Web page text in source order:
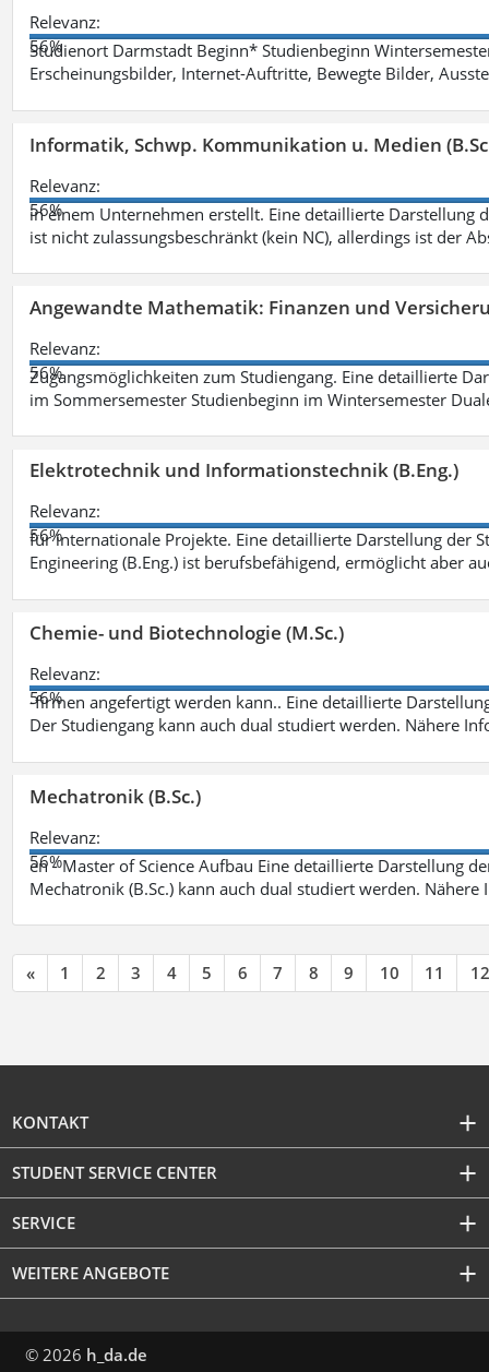
Relevanz:
56%
Studienort Darmstadt Beginn* Studienbeginn
Erscheinungsbilder, Internet-Auftritte, Bewegte Bilder,
Informatik, Schwp. Kommunikation u. Medien
Relevanz:
56%
in einem Unternehmen erstellt. Eine detaillierte Darstellung
ist nicht zulassungsbeschränkt (kein NC), allerdings ist der
Angewandte Mathematik: Finanzen und
Relevanz:
56%
Zugangsmöglichkeiten zum Studiengang. Eine detaillierte
im Sommersemester Studienbeginn im Wintersemester
Elektrotechnik und Informationstechnik (B.Eng.)
Relevanz:
56%
für internationale Projekte. Eine detaillierte Darstellung der
Engineering (B.Eng.) ist berufsbefähigend, ermöglicht aber
Chemie- und Biotechnologie (M.Sc.)
Relevanz:
56%
-firmen angefertigt werden kann.. Eine detaillierte
Der Studiengang kann auch dual studiert werden. Nähere
Mechatronik (B.Sc.)
Relevanz:
56%
en - Master of Science Aufbau Eine detaillierte Darstellung
Mechatronik (B.Sc.) kann auch dual studiert werden.
« 1 2 3 4 5 6 7 8 9 10 11 12
KONTAKT
STUDENT SERVICE CENTER
SERVICE
WEITERE ANGEBOTE
© 2026 h_da.de